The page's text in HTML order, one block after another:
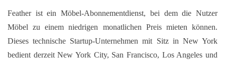
Feather ist ein Möbel-Abonnementdienst, bei dem die Nutzer
Möbel zu einem niedrigen monatlichen Preis mieten können.
Dieses technische Startup-Unternehmen mit Sitz in New York
bedient derzeit New York City, San Francisco, Los Angeles und